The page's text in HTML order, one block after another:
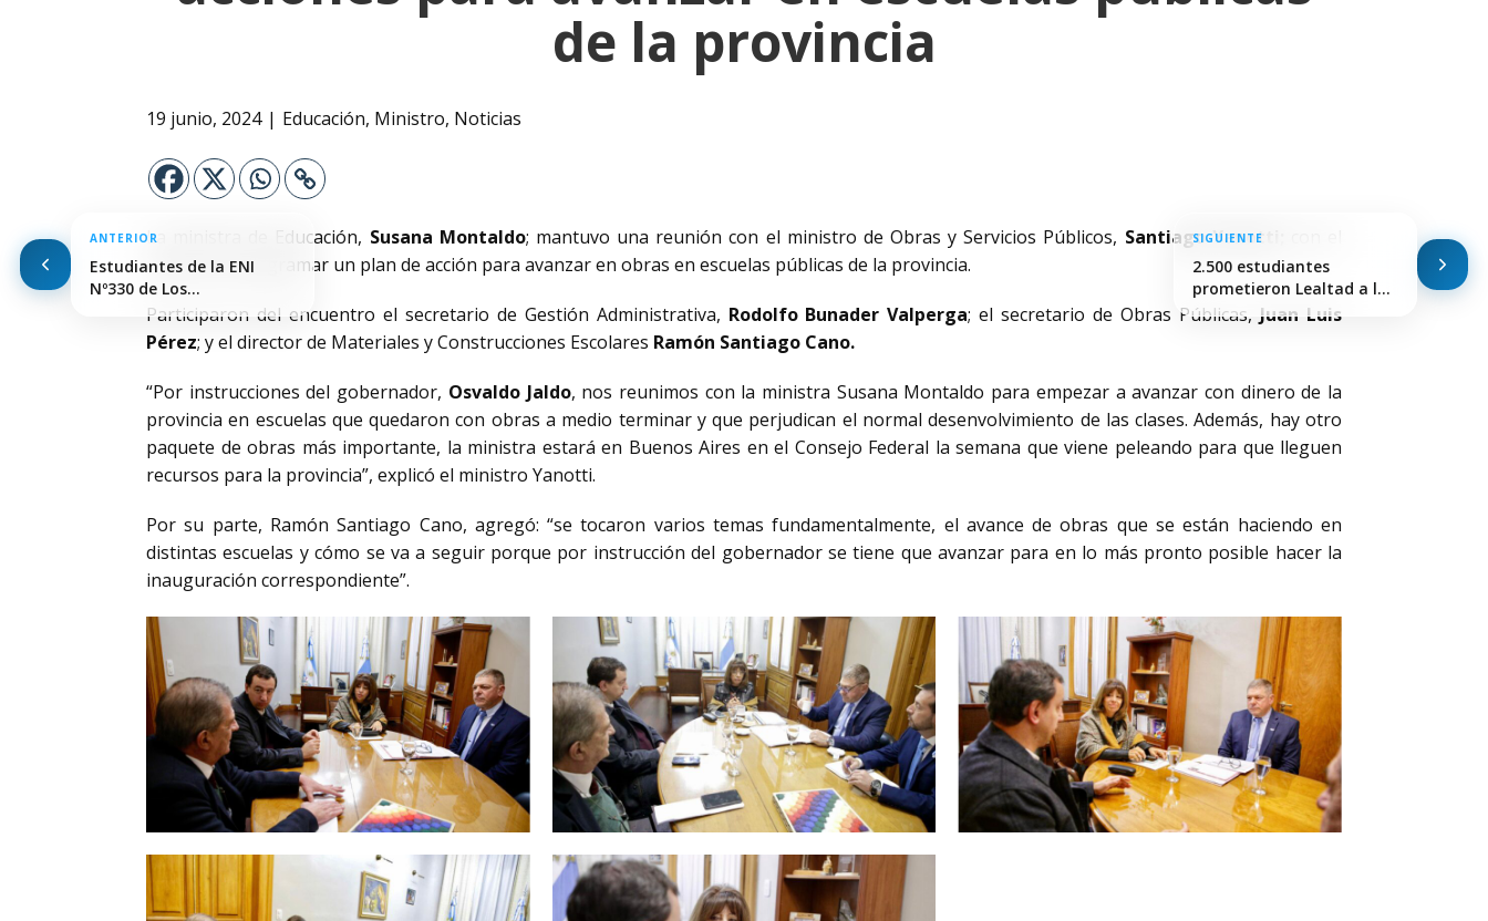
de la provincia
19 junio, 2024 Educación, Ministro, Noticias
La ministra de Educación, Susana Montaldo; mantuvo una reunión con el ministro de Obras y Servicios Públicos, Santiago Yanotti;
objetivo de diagramar un plan de acción para avanzar en obras en escuelas públicas de la provincia.
Participaron del encuentro el secretario de Gestión Administrativa, Rodolfo Bunader Valperga; el secretario de Obras Públicas, Juan Luis
Pérez; y el director de Materiales y Construcciones Escolares Ramón Santiago Cano.
“Por instrucciones del gobernador, Osvaldo Jaldo, nos reunimos con la ministra Susana Montaldo para empezar a avanzar con dinero de la
provincia en escuelas que quedaron con obras a medio terminar y que perjudican el normal desenvolvimiento de las clases. Además, hay otro
paquete de obras más importante, la ministra estará en Buenos Aires en el Consejo Federal la semana que viene peleando para que lleguen
recursos para la provincia”, explicó el ministro Yanotti.
Por su parte, Ramón Santiago Cano, agregó: “se tocaron varios temas fundamentalmente, el avance de obras que se están haciendo en
distintas escuelas y cómo se va a seguir porque por instrucción del gobernador se tiene que avanzar para en lo más pronto posible hacer la
inauguración correspondiente”.
ANTERIOR
Estudiantes de la ENI
Nº330 de Los…
SIGUIENTE
2.500 estudiantes
prometieron Lealtad a la
Bandera…